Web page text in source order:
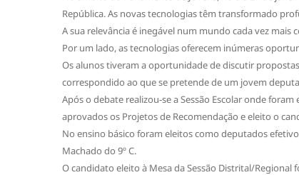
República. As novas tecnologias têm transformado
A sua relevância é inegável num mundo cada vez
Por um lado, as tecnologias oferecem inúmeras
Os alunos tiveram a oportunidade de discutir
correspondido ao que se pretende de um jovem
Após o debate realizou-se a Sessão Escolar onde
aprovados os Projetos de Recomendação e eleito o
No ensino básico foram eleitos como deputados
Machado do 9º C.
O candidato eleito à Mesa da Sessão Distrital/Regional